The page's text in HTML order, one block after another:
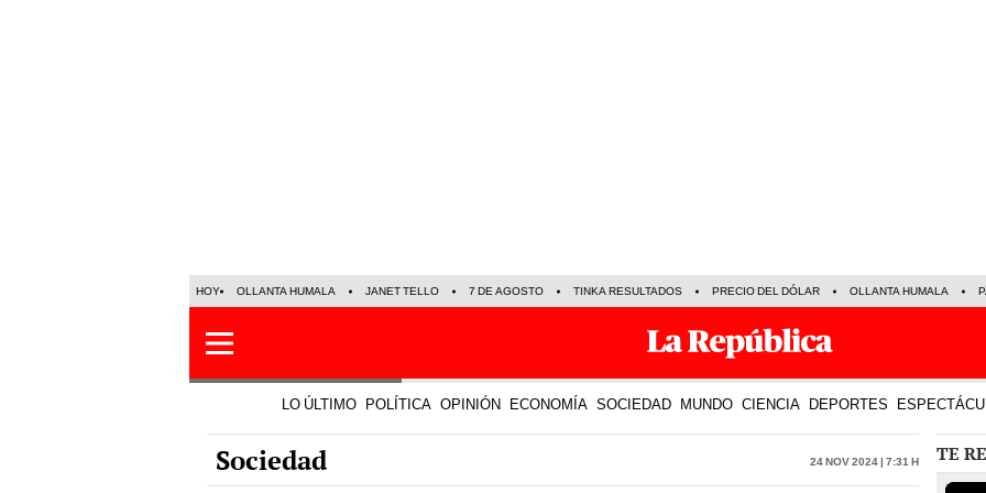
HOY OLLANTA HUMALA JANET TELLO 7 DE AGOSTO TINKA RESULTADOS PRECIO DEL DÓLAR OLLANTA HUMALA
LO ÚLTIMO POLÍTICA OPINIÓN ECONOMÍA SOCIEDAD MUNDO CIENCIA DEPORTES
Sociedad 24 Nov 2024 | 7:31 h TE